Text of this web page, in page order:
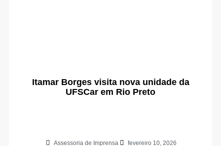
Itamar Borges visita nova unidade da
UFSCar em Rio Preto
Assessoria de Imprensa fevereiro 10, 2026